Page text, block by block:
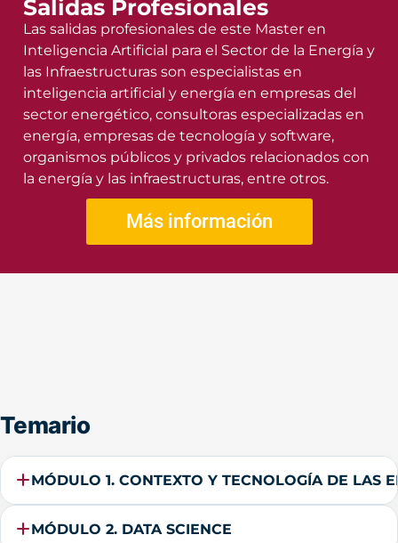
Salidas Profesionales
Las salidas profesionales de este Master en
Inteligencia Artificial para el Sector de la Energía y
las Infraestructuras son especialistas en
inteligencia artificial y energía en empresas del
sector energético, consultoras especializadas en
energía, empresas de tecnología y software,
organismos públicos y privados relacionados con
la energía y las infraestructuras, entre otros.
Más información
Temario
MÓDULO 1. CONTEXTO Y TECNOLOGÍA DE LAS
MÓDULO 2. DATA SCIENCE